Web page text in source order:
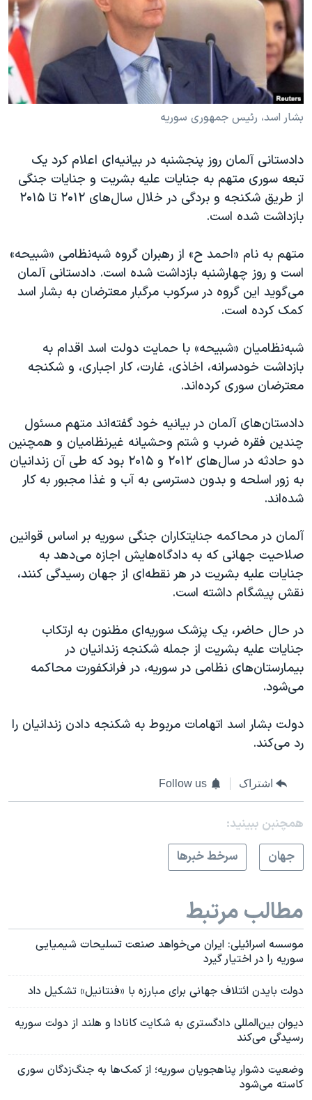
فرهنگ و زندگی
حقوق شهروندی
اقتصادی
علم و فناوری
اسرائیل در جنگ
آرشیو پخش زنده
مستندها
انتخابات ریاست جمهوری آمریکا ۲۰۲۴
حمله جمهوری اسلامی به اسرائیل
رمز مهسا
ورزش زنان در ایران
مجموعه مستندهای دادخواهی
تریبونال مردمی آبان ۹۸
دادگاه حمید نوری
قانون شفافیت دارائی کادر رهبری ایران
اعتراضات مردمی آبان ۹۸
اسرائیل در جنگ
همایش محافظه‌کاران آمریکا «سی‌پک»
صفحه‌های ویژه
دنبال کنید
زبانهای مختلف
بشار اسد، رئیس جمهوری سوریه
دادستانی آلمان روز پنجشنبه در بیانیه‌ای اعلام کرد یک
تبعه سوری متهم به جنایات علیه بشریت و جنایات جنگی
از طریق شکنجه و بردگی در خلال سال‌های ۲۰۱۲ تا ۲۰۱۵
بازداشت شده است.
متهم به نام «احمد ح» از رهبران گروه شبه‌نظامی «شبیحه»
است و روز چهارشنبه بازداشت شده است. دادستانی آلمان
می‌گوید این گروه در سرکوب مرگبار معترضان به بشار اسد
کمک کرده است.
شبه‌نظامیان «شبیحه» با حمایت دولت اسد اقدام به
بازداشت خودسرانه، اخاذی، غارت، کار اجباری، و شکنجه
معترضان سوری کرده‌اند.
دادستان‌های آلمان در بیانیه خود گفته‌اند متهم مسئول
چندین فقره ضرب و شتم وحشیانه غیرنظامیان و همچنین
دو حادثه در سال‌های ۲۰۱۲ و ۲۰۱۵ بود که طی آن زندانیان
به زور اسلحه و بدون دسترسی به آب و غذا مجبور به کار
شده‌اند.
آلمان در محاکمه جنایتکاران جنگی سوریه بر اساس قوانین
صلاحیت جهانی که به دادگاه‌هایش اجازه می‌دهد به
جنایات علیه بشریت در هر نقطه‌ای از جهان رسیدگی کنند،
نقش پیشگام داشته است.
در حال حاضر، یک پزشک سوریه‌ای مظنون به ارتکاب
جنایات علیه بشریت از جمله شکنجه زندانیان در
بیمارستان‌های نظامی در سوریه، در فرانکفورت محاکمه
می‌شود.
دولت بشار اسد اتهامات مربوط به شکنجه دادن زندانیان را
رد می‌کند.
اشتراک Follow us
همچنبن ببینید:
جهان
سرخط خبرها
مطالب مرتبط
موسسه اسرائیلی: ایران می‌خواهد صنعت تسلیحات شیمیایی
سوریه را در اختیار گیرد
دولت بایدن ائتلاف جهانی برای مبارزه با «فنتانیل» تشکیل داد
دیوان بین‌المللی دادگستری به شکایت کانادا و هلند از دولت سوریه
رسیدگی می‌کند
وضعیت دشوار پناهجویان سوریه؛ از کمک‌ها به جنگ‌زدگان سوری
کاسته می‌شود